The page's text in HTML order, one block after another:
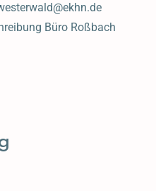
Büro Roßbach